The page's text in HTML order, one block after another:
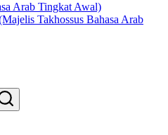
Arab Tingkat Awal)
Takhossus Bahasa Arab
Search